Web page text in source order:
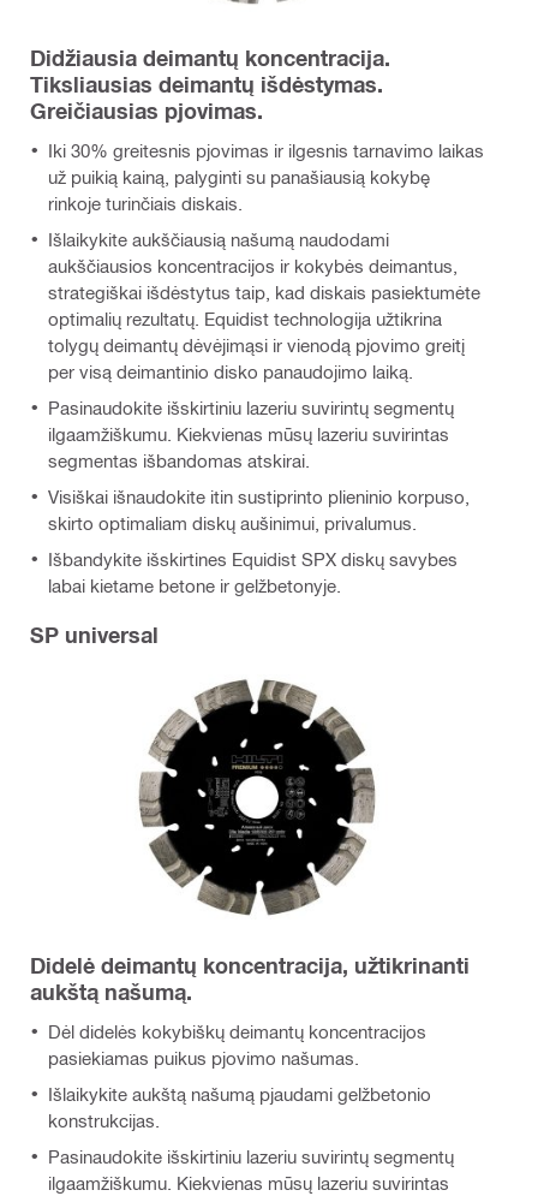
Didžiausia deimantų koncentracija.
Tiksliausias deimantų išdėstymas.
Greičiausias pjovimas.
Iki 30% greitesnis pjovimas ir ilgesnis tarnavimo laikas
už puikią kainą, palyginti su panašiausią kokybę
rinkoje turinčiais diskais.
Išlaikykite aukščiausią našumą naudodami
aukščiausios koncentracijos ir kokybės deimantus,
strategiškai išdėstytus taip, kad diskais pasiektumėte
optimalių rezultatų. Equidist technologija užtikrina
tolygų deimantų dėvėjimąsi ir vienodą pjovimo greitį
per visą deimantinio disko panaudojimo laiką.
Pasinaudokite išskirtiniu lazeriu suvirintų segmentų
ilgaamžiškumu. Kiekvienas mūsų lazeriu suvirintas
segmentas išbandomas atskirai.
Visiškai išnaudokite itin sustiprinto plieninio korpuso,
skirto optimaliam diskų aušinimui, privalumus.
Išbandykite išskirtines Equidist SPX diskų savybes
labai kietame betone ir gelžbetonyje.
SP universal
Didelė deimantų koncentracija, užtikrinanti
aukštą našumą.
Dėl didelės kokybiškų deimantų koncentracijos
pasiekiamas puikus pjovimo našumas.
Išlaikykite aukštą našumą pjaudami gelžbetonio
konstrukcijas.
Pasinaudokite išskirtiniu lazeriu suvirintų segmentų
ilgaamžiškumu. Kiekvienas mūsų lazeriu suvirintas